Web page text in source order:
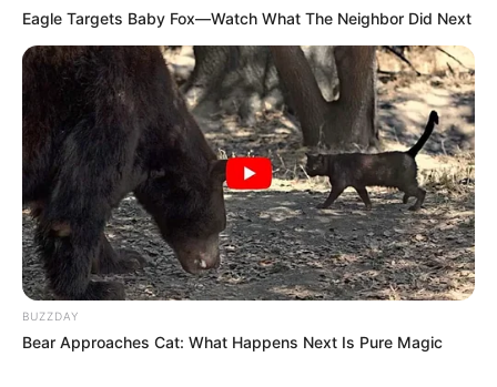
Eagle Targets Baby Fox—Watch What The Neighbor Did Next
BUZZDAY
Bear Approaches Cat: What Happens Next Is Pure Magic